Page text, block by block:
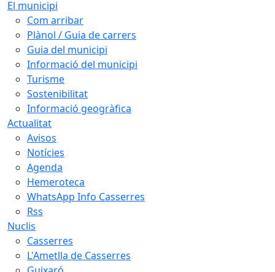
El municipi
Com arribar
Plànol / Guia de carrers
Guia del municipi
Informació del municipi
Turisme
Sostenibilitat
Informació geogràfica
Actualitat
Avisos
Notícies
Agenda
Hemeroteca
WhatsApp Info Casserres
Rss
Nuclis
Casserres
L'Ametlla de Casserres